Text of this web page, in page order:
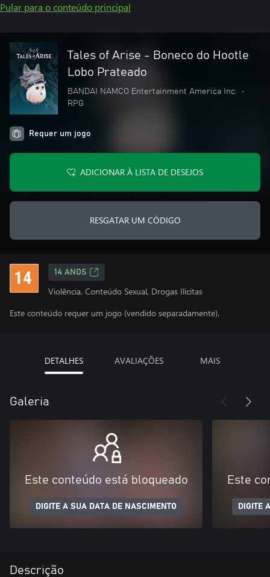
Pular para o conteúdo principal
Tales of Arise - Boneco do Hootle
Lobo Prateado
BANDAI NAMCO Entertainment America Inc.
•
RPG
Requer um jogo
ADICIONAR À LISTA DE DESEJOS
RESGATAR UM CÓDIGO
14 ANOS
Violência, Conteúdo Sexual, Drogas Ilícitas
Este conteúdo requer um jogo (vendido separadamente).
DETALHES AVALIAÇÕES MAIS
Galeria
Este conteúdo está bloqueado
DIGITE A SUA DATA DE NASCIMENTO
Este
DIGITE
Descrição